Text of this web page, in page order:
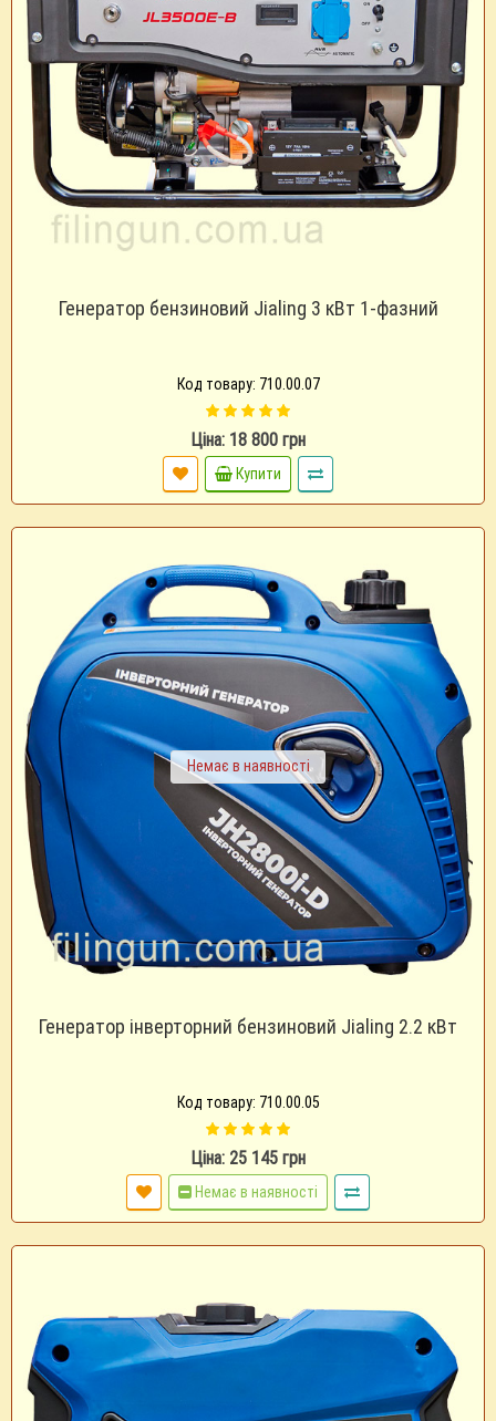
Генератор бензиновий Jialing 3 кВт 1-фазний
Код товару: 710.00.07
Ціна: 18 800 грн
Купити
Немає в наявності
Генератор інверторний бензиновий Jialing 2.2 кВт
Код товару: 710.00.05
Ціна: 25 145 грн
Немає в наявності